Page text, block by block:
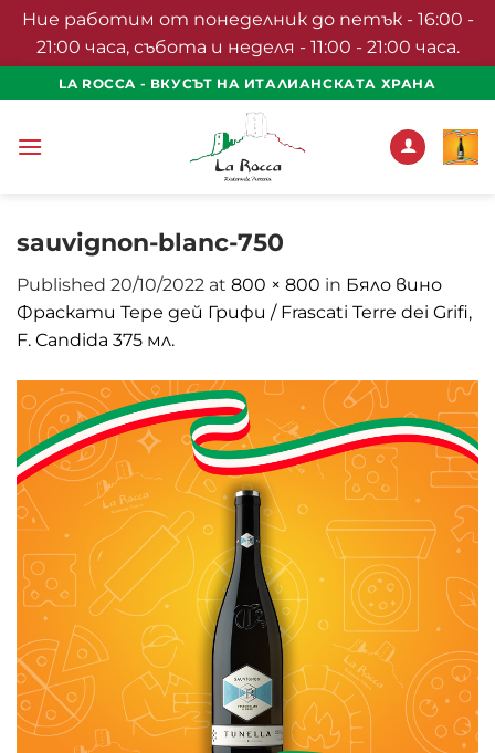
Ние работим от понеделник до петък - 16:00 -
21:00 часа, събота и неделя - 11:00 - 21:00 часа.
to
content
LA ROCCA - ВКУСЪТ НА ИТАЛИАНСКАТА ХРАНА
sauvignon-blanc-750
Published 20/10/2022 at 800 × 800 in Бяло вино
Фраскати Тере дей Грифи / Frascati Terre dei Grifi,
F. Candida 375 мл.